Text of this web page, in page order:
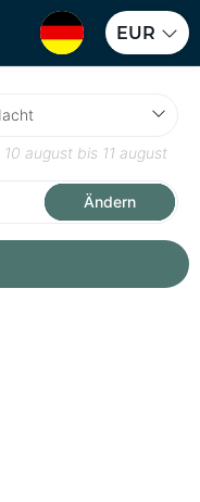
EUR
10 august bis 11 august
Ändern